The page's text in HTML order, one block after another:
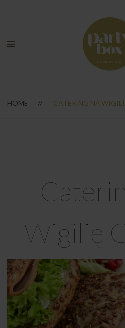
HOME CATERING NA
Wigilię